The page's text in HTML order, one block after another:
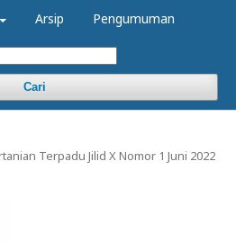
Arsip Pengumuman
Cari
Terpadu Jilid X Nomor 1 Juni 2022